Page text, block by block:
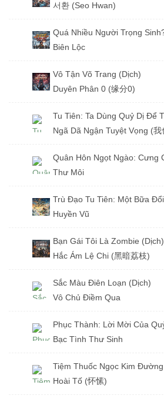
서환 (Seo Hwan)
Biên Lộc
Vô Tận Võ Trang (Dịch)
Duyên Phân 0 (缘分0)
Thư Môi
Huyền Vũ
Bạn Gái Tôi Là Zombie (Dịch)
Hắc Ám Lệ Chi (黑暗荔枝)
Sắc Màu Điên Loạn (Dịch)
Vô Chủ Điềm Qua
Bạc Tình Thư Sinh
Hoài Tố (怀愫)